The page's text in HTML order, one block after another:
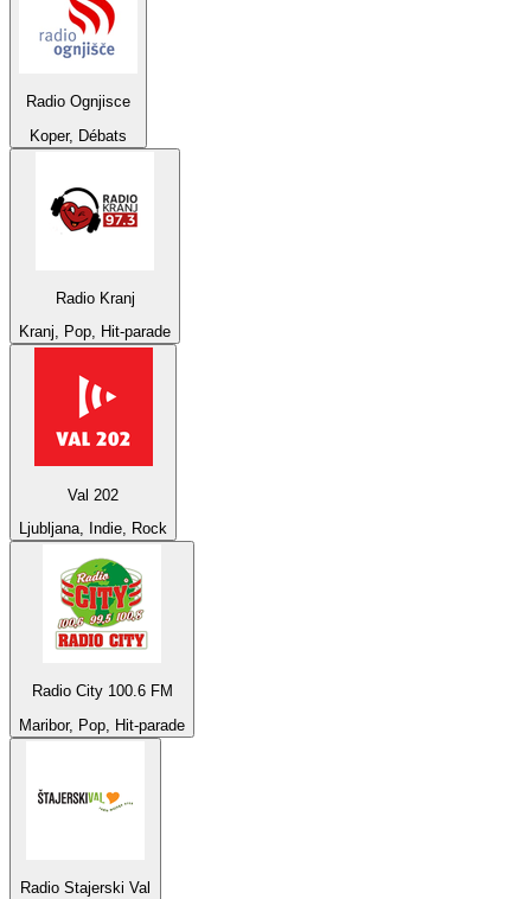
Radio Ognjisce
Koper, Débats
Radio Kranj
Kranj, Pop, Hit-parade
Val 202
Ljubljana, Indie, Rock
Radio City 100.6 FM
Maribor, Pop, Hit-parade
Radio Stajerski Val